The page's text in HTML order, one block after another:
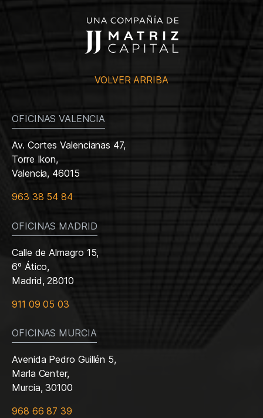
VOLVER ARRIBA
OFICINAS VALENCIA
Av. Cortes Valencianas 47,
Torre Ikon,
Valencia, 46015
963 38 54 84
OFICINAS MADRID
Calle de Almagro 15,
6º Ático,
Madrid, 28010
911 09 05 03
OFICINAS MURCIA
Avenida Pedro Guillén 5,
Marla Center,
Murcia, 30100
968 66 87 39